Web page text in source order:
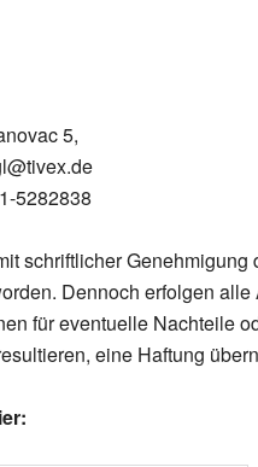
5,
5282838
schriftlicher Genehmigung
Dennoch erfolgen alle
für eventuelle Nachteile
eine Haftung